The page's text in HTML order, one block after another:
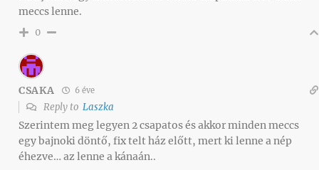
meccs lenne.
0
CSAKA 6 éve
Reply to Laszka
Szerintem meg legyen 2 csapatos és akkor minden meccs
egy bajnoki döntő, fix telt ház előtt, mert ki lenne a nép
éhezve… az lenne a kánaán..